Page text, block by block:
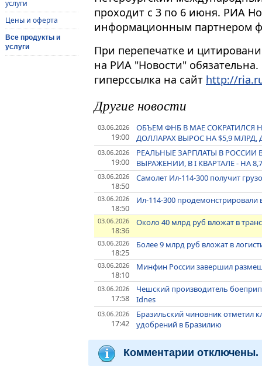
услуги
Цены и оферта
Все продукты и
услуги
проходит с 3 по 6 июня. РИА
информационным партнером
При перепечатке и
на РИА "Новости"
гиперссылка на сайт http://
Другие новости
03.06.2026
19:00
ОБЪЕМ ФНБ В МАЕ СОКРАТИЛСЯ
ДОЛЛАРАХ ВЫРОС НА $5,9
03.06.2026
19:00
РЕАЛЬНЫЕ ЗАРПЛАТЫ В РОССИИ
ВЫРАЖЕНИИ, В I КВАРТАЛЕ - НА
03.06.2026
18:50
Самолет Ил-114-300 получит
03.06.2026
18:50
Ил-114-300
03.06.2026
18:36
Около 40 млрд руб вложат в
03.06.2026
18:25
Более 9 млрд руб вложат в
03.06.2026
18:10
Минфин России завершил
03.06.2026
17:58
Чешский производитель
Idnes
03.06.2026
17:42
Бразильский чиновник отметил
удобрений в Бразилию
Комментарии отключены.